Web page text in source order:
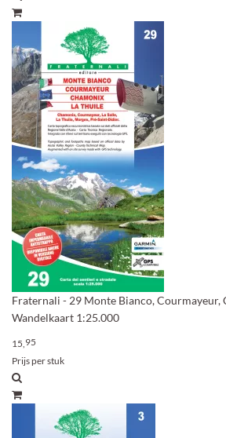
Fraternali - 29 Monte Bianco, Courmayeur,
Wandelkaart 1:25.000
15,95
Prijs per stuk